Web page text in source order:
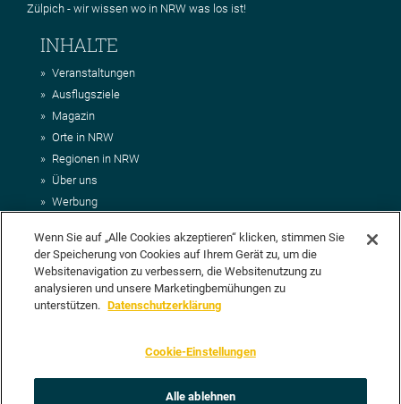
Zülpich - wir wissen wo in NRW was los ist!
INHALTE
Veranstaltungen
Ausflugsziele
Magazin
Orte in NRW
Regionen in NRW
Über uns
Werbung
Impressum
AGB
Datenschutz
DEIN VORSCHLAG FÜR NRWHITS
vorschlagen? Klasse, dann nutze doch einfach
Unsere Redaktion wird Deinen Vorschlag dann so schnell wie
Wenn Sie auf „Alle Cookies akzeptieren“ klicken, stimmen Sie
der Speicherung von Cookies auf Ihrem Gerät zu, um die
Websitenavigation zu verbessern, die Websitenutzung zu
analysieren und unsere Marketingbemühungen zu
unterstützen. Datenschutzerklärung
Cookie-Einstellungen
Alle ablehnen